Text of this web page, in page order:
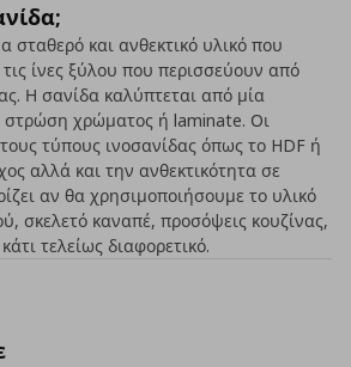
σταθερό και ανθεκτικό υλικό που
ίνες ξύλου που περισσεύουν από
Η σανίδα καλύπτεται από μία
στρώση χρώματος ή laminate. Οι
τύπους ινοσανίδας όπως το HDF ή
αλλά και την ανθεκτικότητα σε
αν θα χρησιμοποιήσουμε το υλικό
σκελετό καναπέ, προσόψεις κουζίνας,
τελείως διαφορετικό.